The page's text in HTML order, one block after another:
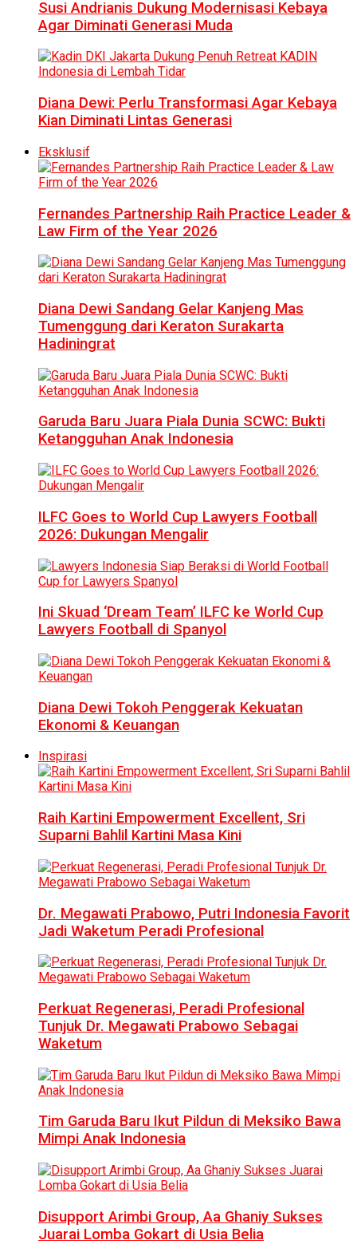
Susi Andrianis Dukung Modernisasi Kebaya
Agar Diminati Generasi Muda
Diana Dewi: Perlu Transformasi Agar Kebaya
Kian Diminati Lintas Generasi
Eksklusif
Fernandes Partnership Raih Practice Leader &
Law Firm of the Year 2026
Diana Dewi Sandang Gelar Kanjeng Mas
Tumenggung dari Keraton Surakarta
Hadiningrat
Garuda Baru Juara Piala Dunia SCWC: Bukti
Ketangguhan Anak Indonesia
ILFC Goes to World Cup Lawyers Football
2026: Dukungan Mengalir
Ini Skuad ‘Dream Team’ ILFC ke World Cup
Lawyers Football di Spanyol
Diana Dewi Tokoh Penggerak Kekuatan
Ekonomi & Keuangan
Inspirasi
Raih Kartini Empowerment Excellent, Sri
Suparni Bahlil Kartini Masa Kini
Dr. Megawati Prabowo, Putri Indonesia Favorit
Jadi Waketum Peradi Profesional
Perkuat Regenerasi, Peradi Profesional
Tunjuk Dr. Megawati Prabowo Sebagai
Waketum
Tim Garuda Baru Ikut Pildun di Meksiko Bawa
Mimpi Anak Indonesia
Disupport Arimbi Group, Aa Ghaniy Sukses
Juarai Lomba Gokart di Usia Belia